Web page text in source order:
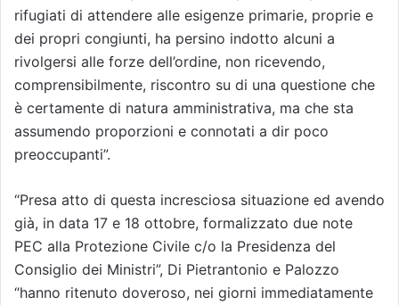
rifugiati di attendere alle esigenze primarie, proprie e
dei propri congiunti, ha persino indotto alcuni a
rivolgersi alle forze dell’ordine, non ricevendo,
comprensibilmente, riscontro su di una questione che
è certamente di natura amministrativa, ma che sta
assumendo proporzioni e connotati a dir poco
preoccupanti”.
“Presa atto di questa incresciosa situazione ed avendo
già, in data 17 e 18 ottobre, formalizzato due note
PEC alla Protezione Civile c/o la Presidenza del
Consiglio dei Ministri”, Di Pietrantonio e Palozzo
“hanno ritenuto doveroso, nei giorni immediatamente